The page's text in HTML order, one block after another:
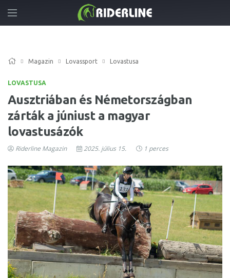
Magazin Lovassport Lovastusa
LOVASTUSA
Ausztriában és Németországban
zárták a júniust a magyar
lovastusázók
Riderline Magazin 2025. július 15. 1 perces